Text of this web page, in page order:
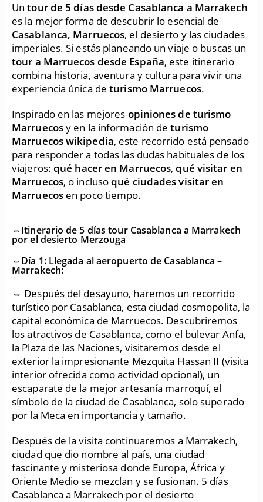
Untour de 5 días desde Casablanca a Marrakech
es la mejor forma de descubrir lo esencial de
Casablanca, Marruecos, el desierto y las ciudades
imperiales. Si estás planeando un viaje o buscas un
tour a Marruecos desde España, este itinerario
combina historia, aventura y cultura para vivir una
experiencia única deturismo Marruecos.
Inspirado en las mejores opiniones de turismo
Marruecosy en la información deturismo
Marruecos wikipedia, este recorrido está pensado
para responder a todas las dudas habituales de los
viajeros: qué hacer en Marruecos,qué visitar en
Marruecos, o inclusoqué ciudades visitar en
Marruecosen poco tiempo.
⇔Itinerario de 5 días tour Casablanca a Marrakech
por el desierto Merzouga
⇔Día 1: Llegada al aeropuerto de Casablanca –
Marrakech:
⇔ Después del desayuno, haremos un recorrido
turístico por Casablanca, esta ciudad cosmopolita, la
capital económica de Marruecos. Descubriremos
los atractivos de Casablanca, como el bulevar Anfa,
la Plaza de las Naciones, visitaremos desde el
exterior la impresionante Mezquita Hassan II (visita
interior ofrecida como actividad opcional), un
escaparate de la mejor artesanía marroquí, el
símbolo de la ciudad de Casablanca, solo superado
por la Meca en importancia y tamaño.
Después de la visita continuaremos a Marrakech,
ciudad que dio nombre al país, una ciudad
fascinante y misteriosa donde Europa, África y
Oriente Medio se mezclan y se fusionan. 5 días
Casablanca a Marrakech por el desierto